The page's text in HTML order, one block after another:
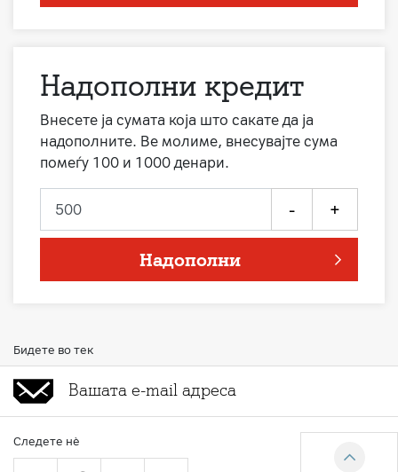
Надополни кредит
Внесете ја сумата која што сакате да ја
надополните. Ве молиме, внесувајте сума
помеѓу 100 и 1000 денари.
- +
Надополни
Бидете во тек
Следете нè